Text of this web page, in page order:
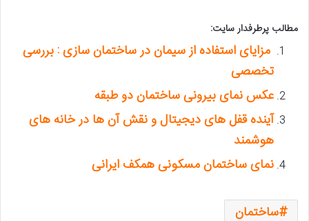
مطالب پرطرفدار سایت:
مزایای استفاده از سیمان در ساختمان سازی : بررسی
تخصصی
عکس نمای بیرونی ساختمان دو طبقه
آینده قفل های دیجیتال و نقش آن ها در خانه های
هوشمند
نمای ساختمان مسکونی همکف ایرانی
ساختمان